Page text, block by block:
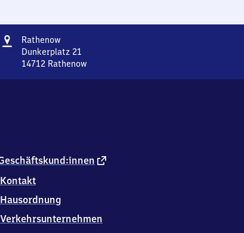
Adresse
Rathenow
Dunkerplatz 21
14712 Rathenow
2
externer
Kontakt
Hausordnung
Verkehrsunternehmen